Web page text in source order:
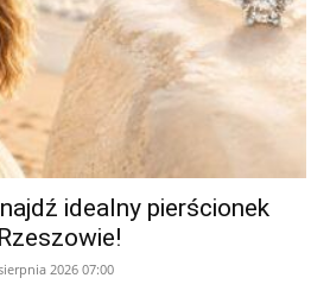
idealny pierścionek
2026 07:00